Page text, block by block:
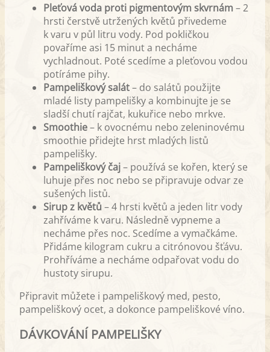
Pleťová voda proti pigmentovým skvrnám– 2
hrsti čerstvě utržených květů přivedeme
k varu v půl litru vody. Pod pokličkou
povaříme asi 15 minut a necháme
vychladnout. Poté scedíme a pleťovou vodou
potíráme pihy.
Pampeliškový salát– do salátů použijte
mladé listy pampelišky a kombinujte je se
sladší chutí rajčat, kukuřice nebo mrkve.
Smoothie– k ovocnému nebo zeleninovému
smoothie přidejte hrst mladých listů
pampelišky.
Pampeliškový čaj– používá se kořen, který se
luhuje přes noc nebo se připravuje odvar ze
sušených listů.
Sirup z květů – 4 hrsti květů a jeden litr vody
zahříváme k varu. Následně vypneme a
necháme přes noc. Scedíme a vymačkáme.
Přidáme kilogram cukru a citrónovou šťávu.
Prohříváme a necháme odpařovat vodu do
hustoty sirupu.
Připravit můžete i pampeliškový med, pesto,
pampeliškový ocet, a dokonce pampeliškové víno.
DÁVKOVÁNÍ PAMPELIŠKY